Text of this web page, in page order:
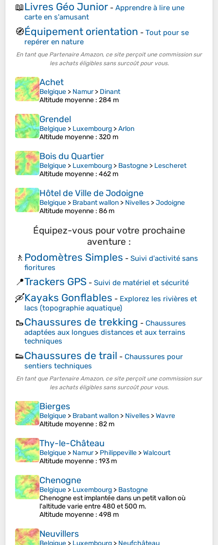
📖Livres Géo Junior - Apprendre à lire une
carte en s'amusant
🧭Équipement orientation - Tout pour se
repérer en nature
En tant que Partenaire Amazon, ce site perçoit une commission sur
les achats éligibles sans surcoût pour vous.
Achet
Belgique > Namur> Dinant
Altitude moyenne : 284 m
Grendel
Belgique > Luxembourg >Arlon
Altitude moyenne : 320 m
Bois du Quartier
Belgique > Luxembourg > Bastogne > Lescheret
Altitude moyenne : 462 m
Hôtel de Ville de Jodoigne
Belgique > Brabant wallon > Nivelles >Jodoigne
Altitude moyenne : 86 m
Équipez-vous pour votre prochaine
aventure :
🚶 Podomètres Simples - Suivi d'activité sans
fioritures
📍Trackers GPS - Suivi de matériel et sécurité
🛶Kayaks Gonflables - Explorez les rivières et
lacs (topographie aquatique)
🥾Chaussures de trekking - Chaussures
adaptées aux longues distances et aux terrains
techniques
👟Chaussures de trail - Chaussures pour
sentiers techniques
En tant que Partenaire Amazon, ce site perçoit une commission sur
les achats éligibles sans surcoût pour vous.
Bierges
Belgique > Brabant wallon > Nivelles >Wavre
Altitude moyenne : 82 m
Thy-le-Château
Belgique > Namur> Philippeville >Walcourt
Altitude moyenne : 193 m
Chenogne
Belgique > Luxembourg > Bastogne
Chenogne est implantée dans un petit vallon où
l'altitude varie entre 480 et 500 m.
Altitude moyenne : 498 m
Neuvillers
Belgique > Luxembourg > Neufchâteau